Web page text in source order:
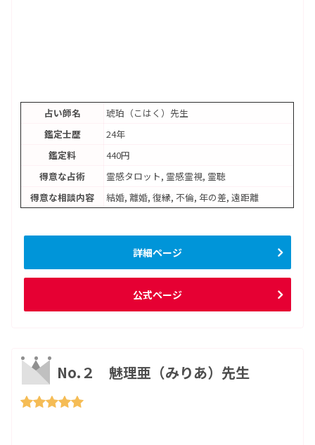
占い師名
琥珀（こはく）先生
鑑定士歴
24年
鑑定料
440円
得意な占術
霊感タロット, 霊感霊視, 霊聴
得意な相談内容
結婚, 離婚, 復縁, 不倫, 年の差, 遠距離
詳細ページ
公式ページ
No.２ 魅理亜（みりあ）先生